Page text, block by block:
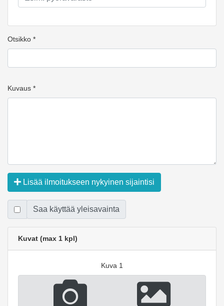
Otsikko *
Kuvaus *
Lisää ilmoitukseen nykyinen sijaintisi
Saa käyttää yleisavainta
Kuvat (max 1 kpl)
Kuva 1